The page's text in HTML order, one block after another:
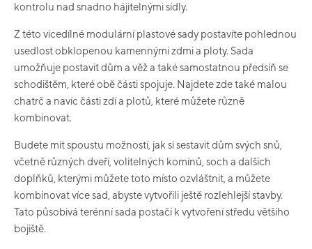
kontrolu nad snadno hájitelnými sídly.
Z této vícedílné modulární plastové sady postavíte pohlednou
usedlost obklopenou kamennými zdmi a ploty. Sada
umožňuje postavit dům a věž a také samostatnou předsíň se
schodištěm, které obě části spojuje. Najdete zde také malou
chatrč a navíc části zdí a plotů, které můžete různě
kombinovat.
Budete mít spoustu možností, jak si sestavit dům svých snů,
včetně různých dveří, volitelných komínů, soch a dalších
doplňků, kterými můžete toto místo ozvláštnit, a můžete
kombinovat více sad, abyste vytvořili ještě rozlehlejší stavby.
Tato působivá terénní sada postačí k vytvoření středu většího
bojiště.